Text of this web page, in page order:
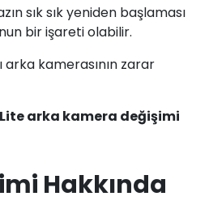
sık sık yeniden başlaması
bir işareti olabilir.
arka kamerasının zarar
Lite arka kamera değişimi
Hakkında